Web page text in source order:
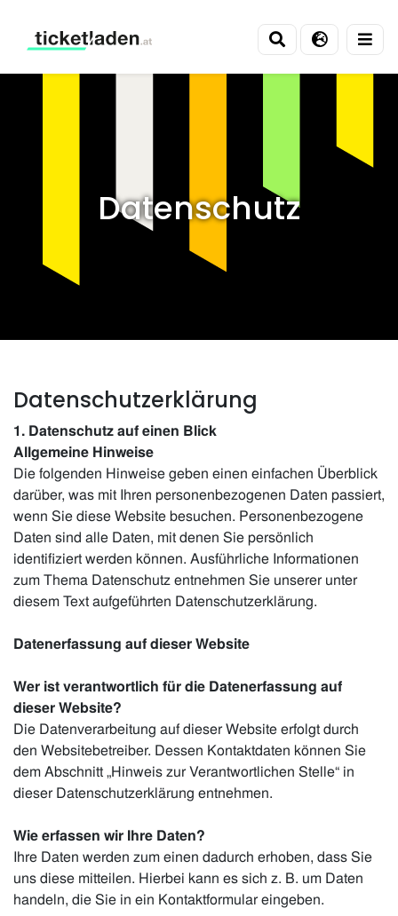
Ticketladen
Datenschutz
Datenschutzerklärung
1. Datenschutz auf einen Blick
Allgemeine Hinweise
Die folgenden Hinweise geben einen einfachen Überblick
darüber, was mit Ihren personenbezogenen Daten passiert,
wenn Sie diese Website besuchen. Personenbezogene
Daten sind alle Daten, mit denen Sie persönlich
identifiziert werden können. Ausführliche Informationen
zum Thema Datenschutz entnehmen Sie unserer unter
diesem Text aufgeführten Datenschutzerklärung.
Datenerfassung auf dieser Website
Wer ist verantwortlich für die Datenerfassung auf
dieser Website?
Die Datenverarbeitung auf dieser Website erfolgt durch
den Websitebetreiber. Dessen Kontaktdaten können Sie
dem Abschnitt „Hinweis zur Verantwortlichen Stelle“ in
dieser Datenschutzerklärung entnehmen.
Wie erfassen wir Ihre Daten?
Ihre Daten werden zum einen dadurch erhoben, dass Sie
uns diese mitteilen. Hierbei kann es sich z. B. um Daten
handeln, die Sie in ein Kontaktformular eingeben.